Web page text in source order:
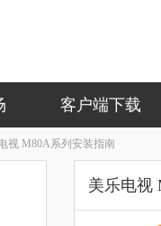
客户端下载
视 M80A系列安装指南
美乐电视